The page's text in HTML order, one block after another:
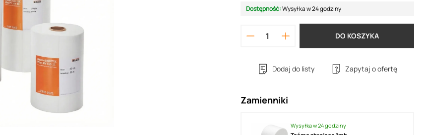
Dostępność:Wysyłka w 24 godziny
DO KOSZYKA
Dodaj do listy Zapytaj o ofertę
Zamienniki
Wysyłka w 24 godziny